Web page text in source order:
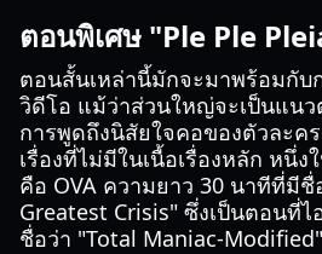
ตอนพิเศษ "Ple Ple
ตอนสั้นเหล่านี้มักจะมาพร้อมกับ
วิดีโอ แม้ว่าส่วนใหญ่จะเป็นแน
การพูดถึงนิสัยใจคอของตัวละค
เรื่องที่ไม่มีในเนื้อเรื่องหลัก หนึ่
คือ OVA ความยาว 30 นาทีที่มีชื่
Greatest Crisis" ซึ่งเป็นตอนที่
ชื่อว่า "Total Maniac-